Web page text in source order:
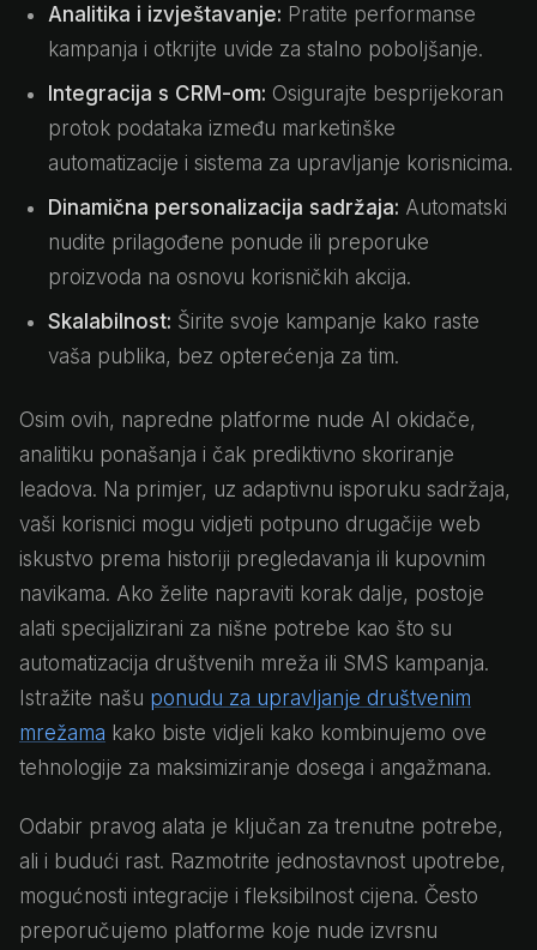
Analitika i izvještavanje: Pratite performanse
kampanja i otkrijte uvide za stalno poboljšanje.
Integracija s CRM-om: Osigurajte besprijekoran
protok podataka između marketinške
automatizacije i sistema za upravljanje korisnicima.
Dinamična personalizacija sadržaja: Automatski
nudite prilagođene ponude ili preporuke
proizvoda na osnovu korisničkih akcija.
Skalabilnost: Širite svoje kampanje kako raste
vaša publika, bez opterećenja za tim.
Osim ovih, napredne platforme nude AI okidače,
analitiku ponašanja i čak prediktivno skoriranje
leadova. Na primjer, uz adaptivnu isporuku sadržaja,
vaši korisnici mogu vidjeti potpuno drugačije web
iskustvo prema historiji pregledavanja ili kupovnim
navikama. Ako želite napraviti korak dalje, postoje
alati specijalizirani za nišne potrebe kao što su
automatizacija društvenih mreža ili SMS kampanja.
Istražite našu ponudu za upravljanje društvenim
mrežama kako biste vidjeli kako kombinujemo ove
tehnologije za maksimiziranje dosega i angažmana.
Odabir pravog alata je ključan za trenutne potrebe,
ali i budući rast. Razmotrite jednostavnost upotrebe,
mogućnosti integracije i fleksibilnost cijena. Često
preporučujemo platforme koje nude izvrsnu